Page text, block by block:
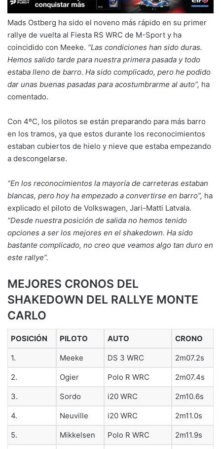
Mads Ostberg ha sido el noveno más rápido en su primer
rallye de vuelta al Fiesta RS WRC de M-Sport y ha
coincidido con Meeke. “Las condiciones han sido duras.
Hemos salido tarde para nuestra primera pasada y todo
estaba lleno de barro. Ha sido complicado, pero he podido
dar unas buenas pasadas para acostumbrarme al auto”, ha
comentado.
Con 4ºC, los pilotos se están preparando para más barro
en los tramos, ya que estos durante los reconocimientos
estaban cubiertos de hielo y nieve que estaba empezando
a descongelarse.
“En los reconocimientos la mayoría de carreteras estaban
blancas, pero hoy ha empezado a convertirse en barro”, ha
explicado el piloto de Volkswagen, Jari-Matti Latvala.
“Desde nuestra posición de salida no hemos tenido
opciones a ser los mejores en el shakedown. Ha sido
bastante complicado, no creo que veamos algo tan duro en
este rallye”.
MEJORES CRONOS DEL
SHAKEDOWN DEL RALLYE MONTE
CARLO
POSICIÓN PILOTO AUTO CRONO
1. Meeke DS 3 WRC 2m07.2s
2. Ogier Polo R WRC 2m07.4s
3. Sordo i20 WRC 2m10.6s
4. Neuville i20 WRC 2m11.0s
5. Mikkelsen Polo R WRC 2m11.9s